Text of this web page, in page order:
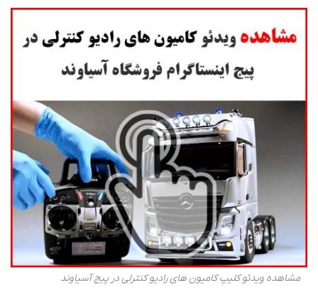
مشاهده ویدئو کلیپ کامیون های رادیو کنترلی در پیج آسیاوند